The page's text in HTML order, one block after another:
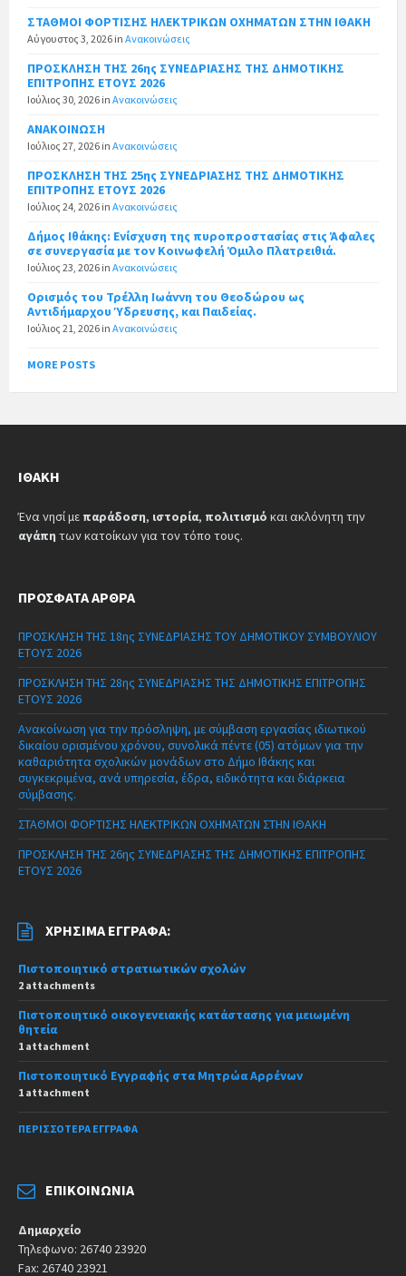
ΣΤΑΘΜΟΙ ΦΟΡΤΙΣΗΣ ΗΛΕΚΤΡΙΚΩΝ ΟΧΗΜΑΤΩΝ ΣΤΗΝ ΙΘΑΚΗ
Αύγουστος 3, 2026 in Ανακοινώσεις
ΠΡΟΣΚΛΗΣΗ ΤΗΣ 26ης ΣΥΝΕΔΡΙΑΣΗΣ ΤΗΣ ΔΗΜΟΤΙΚΗΣ
ΕΠΙΤΡΟΠΗΣ ΕΤΟΥΣ 2026
Ιούλιος 30, 2026 in Ανακοινώσεις
ΑΝΑΚΟΙΝΩΣΗ
Ιούλιος 27, 2026 in Ανακοινώσεις
ΠΡΟΣΚΛΗΣΗ ΤΗΣ 25ης ΣΥΝΕΔΡΙΑΣΗΣ ΤΗΣ ΔΗΜΟΤΙΚΗΣ
ΕΠΙΤΡΟΠΗΣ ΕΤΟΥΣ 2026
Ιούλιος 24, 2026 in Ανακοινώσεις
Δήμος Ιθάκης: Ενίσχυση της πυροπροστασίας στις Άφαλες
σε συνεργασία με τον Κοινωφελή Όμιλο Πλατρειθιά.
Ιούλιος 23, 2026 in Ανακοινώσεις
Ορισμός του Τρέλλη Ιωάννη του Θεοδώρου ως
Αντιδήμαρχου Ύδρευσης, και Παιδείας.
Ιούλιος 21, 2026 in Ανακοινώσεις
MORE POSTS
ΙΘΆΚΗ
Ένα νησί με παράδοση, ιστορία, πολιτισμό και ακλόνητη την
αγάπη των κατοίκων για τον τόπο τους.
ΠΡΌΣΦΑΤΑ ΆΡΘΡΑ
ΠΡΟΣΚΛΗΣΗ ΤΗΣ 18ης ΣΥΝΕΔΡΙΑΣΗΣ ΤΟΥ ΔΗΜΟΤΙΚΟΥ ΣΥΜΒΟΥΛΙΟΥ
ΕΤΟΥΣ 2026
ΠΡΟΣΚΛΗΣΗ ΤΗΣ 28ης ΣΥΝΕΔΡΙΑΣΗΣ ΤΗΣ ΔΗΜΟΤΙΚΗΣ ΕΠΙΤΡΟΠΗΣ
ΕΤΟΥΣ 2026
Ανακοίνωση για την πρόσληψη, με σύμβαση εργασίας ιδιωτικού
δικαίου ορισμένου χρόνου, συνολικά πέντε (05) ατόμων για την
καθαριότητα σχολικών μονάδων στο Δήμο Ιθάκης και
συγκεκριμένα, ανά υπηρεσία, έδρα, ειδικότητα και διάρκεια
σύμβασης.
ΣΤΑΘΜΟΙ ΦΟΡΤΙΣΗΣ ΗΛΕΚΤΡΙΚΩΝ ΟΧΗΜΑΤΩΝ ΣΤΗΝ ΙΘΑΚΗ
ΠΡΟΣΚΛΗΣΗ ΤΗΣ 26ης ΣΥΝΕΔΡΙΑΣΗΣ ΤΗΣ ΔΗΜΟΤΙΚΗΣ ΕΠΙΤΡΟΠΗΣ
ΕΤΟΥΣ 2026
ΧΡΉΣΙΜΑ ΈΓΓΡΑΦΑ:
Πιστοποιητικό στρατιωτικών σχολών
2 attachments
Πιστοποιητικό οικογενειακής κατάστασης για μειωμένη
θητεία
1 attachment
Πιστοποιητικό Εγγραφής στα Μητρώα Αρρένων
1 attachment
ΠΕΡΙΣΣΌΤΕΡΑ ΈΓΓΡΑΦΑ
ΕΠΙΚΟΙΝΩΝΊΑ
Δημαρχείο
Τηλεφωνο: 26740 23920
Fax: 26740 23921